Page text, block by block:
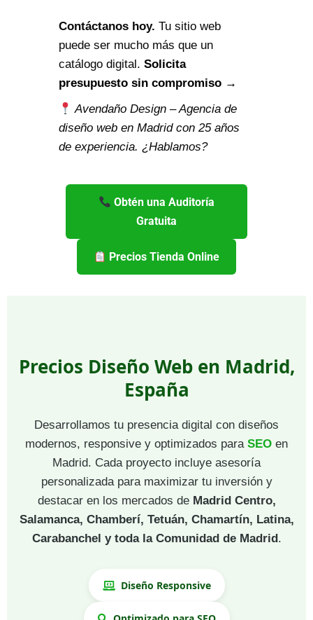
Contáctanos hoy. Tu sitio web
puede ser mucho más que un
catálogo digital. Solicita
presupuesto sin compromiso →
Avendaño Design – Agencia de
diseño web en Madrid con 25 años
de experiencia. ¿Hablamos?
Obtén una Auditoría
Gratuita
Precios Tienda Online
Precios Diseño Web en Madrid,
España
Desarrollamos tu presencia digital con diseños
modernos, responsive y optimizados para SEO en
Madrid. Cada proyecto incluye asesoría
personalizada para maximizar tu inversión y
destacar en los mercados de Madrid Centro,
Salamanca, Chamberí, Tetuán, Chamartín, Latina,
Carabanchel y toda la Comunidad de Madrid.
Diseño Responsive